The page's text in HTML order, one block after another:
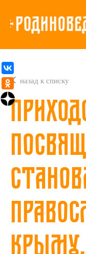
назад к списку